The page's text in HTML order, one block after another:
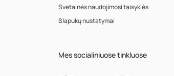
Svetainės naudojimosi taisyklės
Slapukų nustatymai
Mes socialiniuose tinkluose